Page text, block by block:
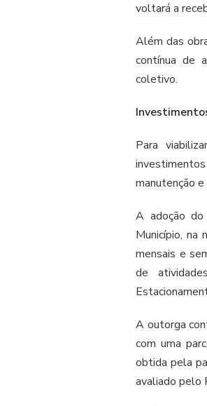
voltará a
Além das
contínua de
coletivo.
Para
manutenção
A adoção
Município,
mensais e
de
A outorga
com uma
obtida pela
avaliado pelo